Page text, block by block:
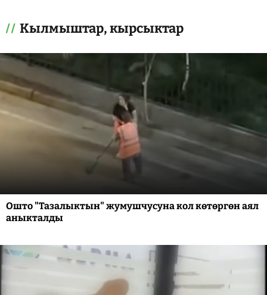
Кылмыштар, кырсыктар
Ошто "Тазалыктын" жумушчусуна кол көтөргөн аял
аныкталды